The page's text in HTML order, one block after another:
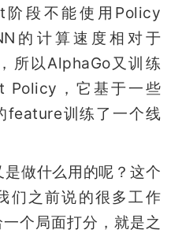
阶段不能使用Policy
的计算速度相对于
所以AlphaGo又训练
Policy，它基于一些
训练了一个线
做什么用的呢？这个
们之前说的很多工作
个局面打分，就是之